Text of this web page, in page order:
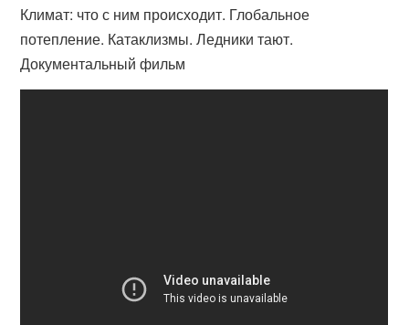
Климат: что с ним происходит. Глобальное
потепление. Катаклизмы. Ледники тают.
Документальный фильм